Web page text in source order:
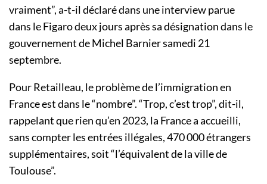
vraiment”, a-t-il déclaré dans une interview parue
dans le Figaro deux jours après sa désignation dans le
gouvernement de Michel Barnier samedi 21
septembre.
Pour Retailleau, le problème de l’immigration en
France est dans le “nombre”. “Trop, c’est trop”, dit-il,
rappelant que rien qu’en 2023, la France a accueilli,
sans compter les entrées illégales, 470 000 étrangers
supplémentaires, soit “l’équivalent de la ville de
Toulouse”.